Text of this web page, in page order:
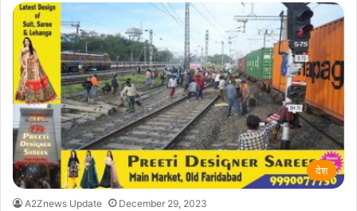
देश
A2Znews Update December 29, 2023